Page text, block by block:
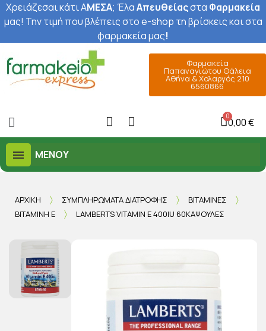
Χρειάζεσαι κάτι ΑΜΕΣΑ; ΈλαΑπευθείαςστα Φαρμακεία
μας! Την τιμή που βλέπεις στο e-shop τη βρίσκεις και στα
φαρμακεία μας!
Φαρμακεία
Παπαναγιώτου Θάλεια
Αθήνα & Χολαργός 210
6560866
0,00 €
ΜΕΝΟΎ
ΑΡΧΙΚΉ ΣΥΜΠΛΗΡΏΜΑΤΑ ΔΙΑΤΡΟΦΉΣ
ΒΙΤΑΜΊΝΕΣ
ΒΙΤΑΜΊΝΗ Ε
LAMBERTS VITAMIN E 400IU 60ΚΆΨΟΥΛΕΣ